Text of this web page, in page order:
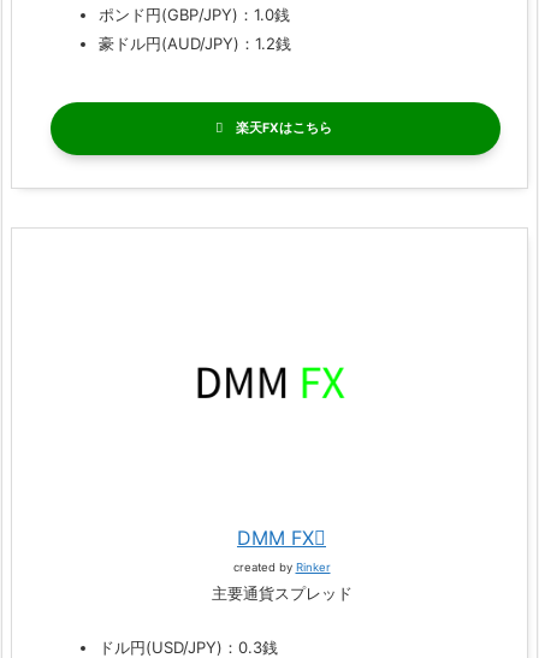
ポンド円(GBP/JPY)：1.0銭
豪ドル円(AUD/JPY)：1.2銭
楽天FX
DMM FX
created by Rinker
主要通貨スプレッド
ドル円(USD/JPY)：0.3銭